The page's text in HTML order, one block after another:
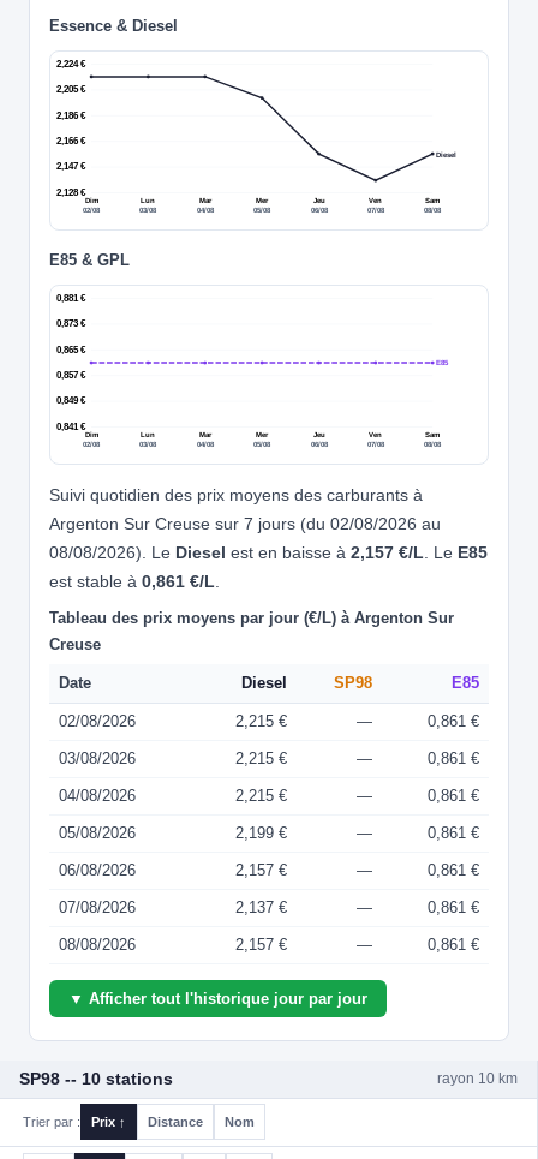
Essence & Diesel
2,128 €
2,147 €
2,166 €
2,186 €
2,205 €
2,224 €
Dim
02/08
Lun
03/08
Mar
04/08
Mer
05/08
Jeu
06/08
Ven
07/08
Sam
08/08
Diesel
E85 & GPL
0,841 €
0,849 €
0,857 €
0,865 €
0,873 €
0,881 €
Dim
02/08
Lun
03/08
Mar
04/08
Mer
05/08
Jeu
06/08
Ven
07/08
Sam
08/08
E85
Suivi quotidien des prix moyens des carburants à
Argenton Sur Creuse sur 7 jours (du 02/08/2026 au
08/08/2026). Le Diesel est en baisse à 2,157 €/L. Le E85
est stable à 0,861 €/L.
Tableau des prix moyens par jour (€/L) à Argenton Sur
Creuse
Date Diesel SP98 E85
02/08/2026 2,215 € — 0,861 €
03/08/2026 2,215 € — 0,861 €
04/08/2026 2,215 € — 0,861 €
05/08/2026 2,199 € — 0,861 €
06/08/2026 2,157 € — 0,861 €
07/08/2026 2,137 € — 0,861 €
08/08/2026 2,157 € — 0,861 €
▼ Afficher tout l'historique jour par jour
SP98 -- 10 stations rayon 10 km
Trier par : Prix ↑ Distance Nom